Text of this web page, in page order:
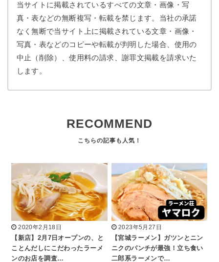
当サイトに掲載されているすべての文章・画像・写
真・表などの無断複写・転載を禁じます。当社の承諾
なく無断で当サイト上に掲載されている文章・画像・
写真・表などのコピーや転載が判明した場合、使用の
中止（削除）、使用料の請求、謝罪文掲載を請求いた
します。
RECOMMEND
2020年2月18日
【新店】2月7日オープンの、と
ことんだしにこだわったラーメ
ンのお店を調査…
2023年5月27日
【宮城ラーメン】ガツンとニン
ニクのパンチが最強！立ち食い
二郎系ラーメンで…